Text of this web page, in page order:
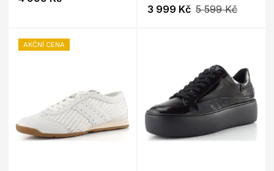
3 999 Kč 5 599 Kč
AKČNÍ CENA